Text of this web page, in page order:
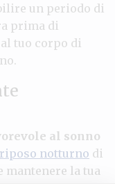
un periodo di
prima di
tuo corpo di
al sonno
riposo notturno di
mantenere la tua